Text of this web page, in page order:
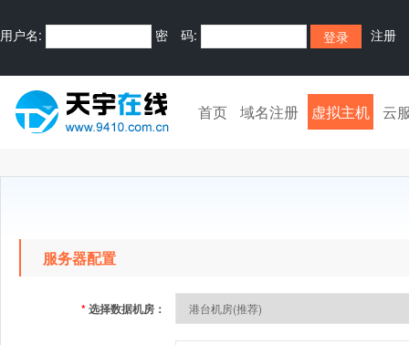
用户名: 密 码: 注册
首页 域名注册 虚拟主机 云
服务器配置
*选择数据机房：